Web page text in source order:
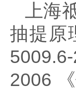
上海
抽提原
2006